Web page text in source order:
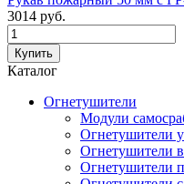
3014 руб.
Каталог
Огнетушители
Модули
Огнетушители
Огнетушители
Огнетушители